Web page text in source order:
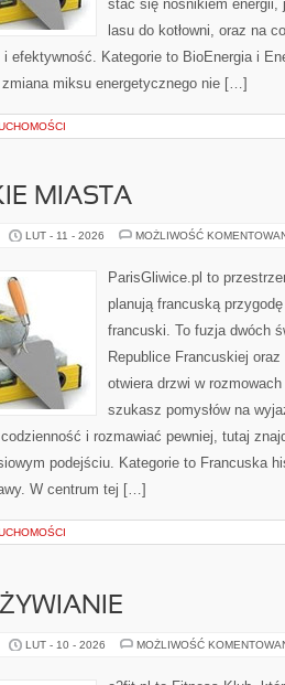
stać się nośnikiem energii,
lasu do kotłowni, oraz na
i efektywność. Kategorie to BioEnergia i
miksu energetycznego nie […]
MIASTA
LUT - 11 - 2026 MOŻLIWOŚĆ
ParisGliwice.pl to
planują francuską
francuski. To fuzja dwóch
Republice Francuskiej
otwiera drzwi w
szukasz pomysłów na
i rozmawiać pewniej, tutaj
podejściu. Kategorie to Francuska
W centrum tej […]
LUT - 10 - 2026 MOŻLIWOŚĆ